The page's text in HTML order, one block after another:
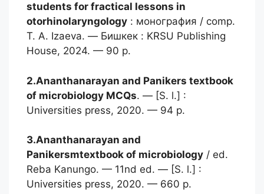
students for fractical lessons in
otorhinolaryngology : монография / comp.
T. A. Izaeva. — Бишкек : KRSU Publishing
House, 2024. — 90 p.
2.Ananthanarayan and Panikers textbook
of microbiology MCQs. — [S. l.] :
Universities press, 2020. — 94 p.
3.Ananthanarayan and
Panikersmtextbook of microbiology / ed.
Reba Kanungo. — 11nd ed. — [S. l.] :
Universities press, 2020. — 660 p.